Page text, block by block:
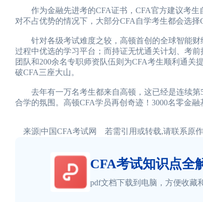
作为金融先进考的CFA证书，CFA官方建议考生
对不占优势的情况下，大部分CFA自学考生都会选
针对各级考试难度之较，高顿首创的全球智能财
过程中优选的学习平台；而持证无忧通关计划、考
团队和200余名专职师资队伍则为CFA考生顺利通
破CFA三座大山。
去年有一万名考生都来自高顿，这已经是连续第5
合学的氛围。高顿CFA学员再创奇迹！3000名零金
来源|中国CFA考试网 若需引用或转载,请联系原
CFA考试知识点全
pdf文档下载到电脑，方便收藏